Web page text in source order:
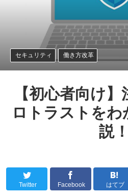
セキュリティ 働き方改革
【初心者向け
ロトラストを
説！
Twitter Facebook はてブ